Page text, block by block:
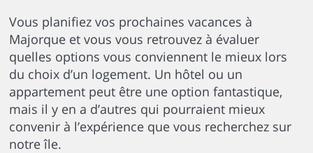
Vous planifiez vos prochaines vacances à
Majorque et vous vous retrouvez à évaluer
quelles options vous conviennent le mieux lors
du choix d’un logement. Un hôtel ou un
appartement peut être une option fantastique,
mais il y en a d’autres qui pourraient mieux
convenir à l’expérience que vous recherchez sur
notre île.